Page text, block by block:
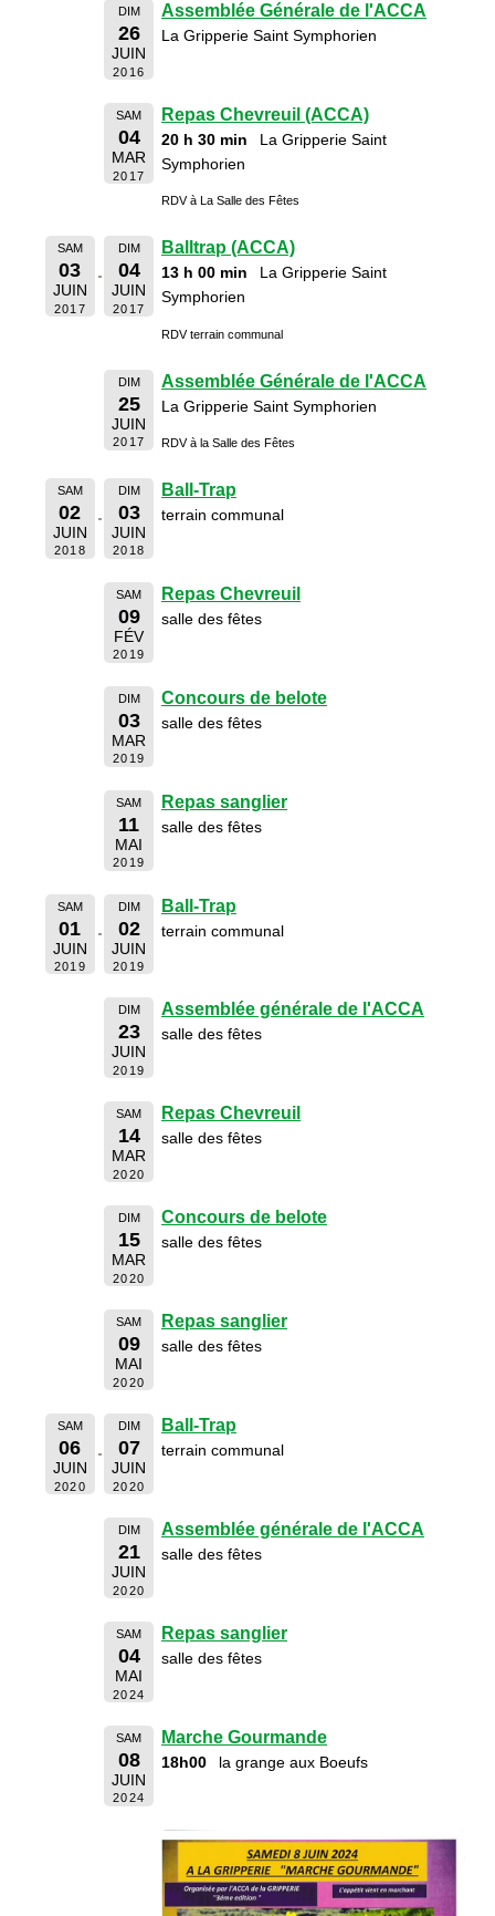
DIM
26
JUIN
2016
Assemblée Générale de l'ACCA
La Gripperie Saint Symphorien
SAM
04
MAR
2017
Repas Chevreuil (ACCA)
20 h 30 min
La Gripperie Saint
Symphorien
RDV à La Salle des Fêtes
SAM
03
JUIN
2017
DIM
04
JUIN
2017
Balltrap (ACCA)
13 h 00 min
La Gripperie Saint
Symphorien
RDV terrain communal
DIM
25
JUIN
2017
Assemblée Générale de l'ACCA
La Gripperie Saint Symphorien
RDV à la Salle des Fêtes
SAM
02
JUIN
2018
DIM
03
JUIN
2018
Ball-Trap
terrain communal
SAM
09
FÉV
2019
Repas Chevreuil
salle des fêtes
DIM
03
MAR
2019
Concours de belote
salle des fêtes
SAM
11
MAI
2019
Repas sanglier
salle des fêtes
SAM
01
JUIN
2019
DIM
02
JUIN
2019
Ball-Trap
terrain communal
DIM
23
JUIN
2019
Assemblée générale de l'ACCA
salle des fêtes
SAM
14
MAR
2020
Repas Chevreuil
salle des fêtes
DIM
15
MAR
2020
Concours de belote
salle des fêtes
SAM
09
MAI
2020
Repas sanglier
salle des fêtes
SAM
06
JUIN
2020
DIM
07
JUIN
2020
Ball-Trap
terrain communal
DIM
21
JUIN
2020
Assemblée générale de l'ACCA
salle des fêtes
SAM
04
MAI
2024
Repas sanglier
salle des fêtes
SAM
08
JUIN
2024
Marche Gourmande
18h00 la grange aux Boeufs